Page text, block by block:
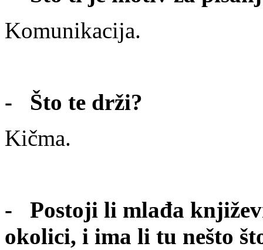
Komunikacija.
- Što te drži?
Kičma.
- Postoji li mlađa
okolici, i ima li tu nešto